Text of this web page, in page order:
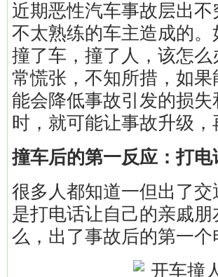
近期恶性汽车事故层出
不太熟练的车主造成的
撞了车，撞了人，该怎
常慌张，不知所措，如
能会降低事故引发的损
时，就可能让事故升级
撞车后的第一反应：打电
很多人都知道一但出了交
是打电话让自己的亲戚
么，出了事故后的第一